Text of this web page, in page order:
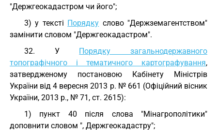
"Держгеокадастром чи його";
3) у тексті Порядку слово "Держземагентством"
замінити словом "Держгеокадастром".
32. У Порядку загальнодержавного
топографічного і тематичного картографування,
затвердженому постановою Кабінету Міністрів
України від 4 вересня 2013 р. № 661 (Офіційний вісник
України, 2013 р., № 71, ст. 2615):
1) пункт 40 після слова "Мінагрополітики"
доповнити словом ", Держгеокадастру";